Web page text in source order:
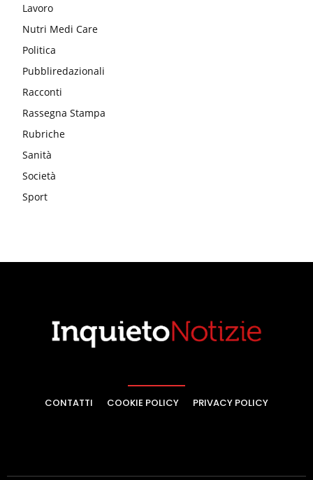
Lavoro
Nutri Medi Care
Politica
Pubbliredazionali
Racconti
Rassegna Stampa
Rubriche
Sanità
Società
Sport
CONTATTI COOKIE POLICY PRIVACY POLICY